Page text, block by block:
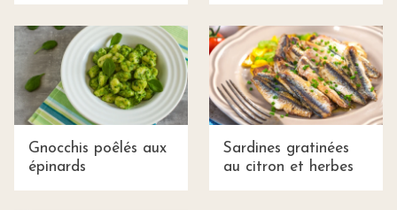
Gnocchis poêlés aux
épinards
Sardines gratinées
au citron et herbes